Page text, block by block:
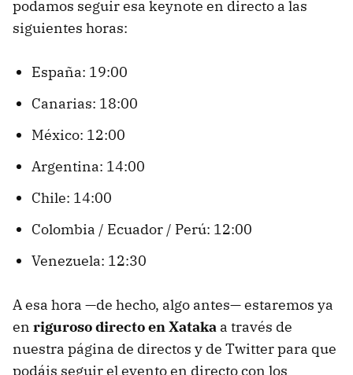
podamos seguir esa keynote en directo a las
siguientes horas:
España: 19:00
Canarias: 18:00
México: 12:00
Argentina: 14:00
Chile: 14:00
Colombia / Ecuador / Perú: 12:00
Venezuela: 12:30
A esa hora —de hecho, algo antes— estaremos ya
en riguroso directo en Xataka a través de
nuestra página de directos y de Twitter para que
podáis seguir el evento en directo con los